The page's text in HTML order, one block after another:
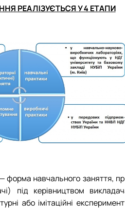
РЕАЛІЗУЄТЬСЯ У 4 ЕТАПИ
— форма навчального заняття,
під керівництвом
або імітаційні